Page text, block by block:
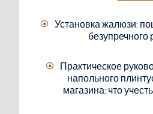
Установка жалюзи:
безупречного
Практическое
напольного
магазина: что